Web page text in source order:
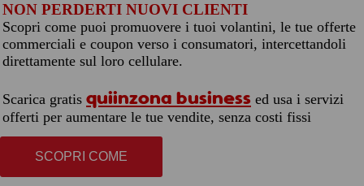
NON PERDERTI NUOVI CLIENTI
Scopri come puoi promuovere i tuoi volantini, le tue offerte
commerciali e coupon verso i consumatori, intercettandoli
direttamente sul loro cellulare.
Scarica gratis quiinzona business ed usa i servizi
offerti per aumentare le tue vendite, senza costi fissi
SCOPRI COME